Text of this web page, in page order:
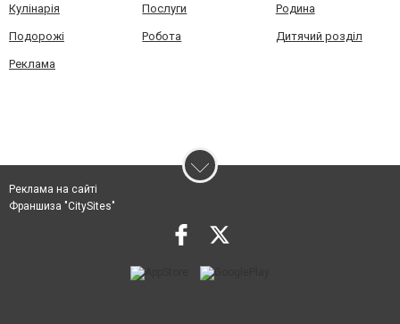
Кулінарія Послуги Родина
Подорожі Робота Дитячий розділ
Реклама
Реклама на сайті
Франшиза "CitySites"